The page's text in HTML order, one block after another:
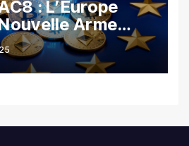
: L’Europe
Arme
Fiscale